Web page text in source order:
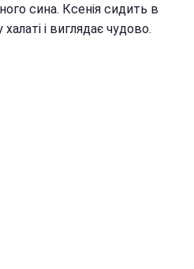
сина. Ксенія сидить в
і виглядає чудово.